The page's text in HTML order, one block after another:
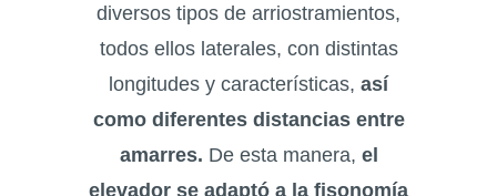
diversos tipos de arriostramientos,
todos ellos laterales, con distintas
longitudes y características, así
como diferentes distancias entre
amarres. De esta manera, el
elevador se adaptó a la fisonomía